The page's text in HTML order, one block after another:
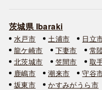
茨城県 Ibaraki
水戸市 土浦市 日立
龍ケ崎市
下妻市 常
北茨城市
笠間市 取
鹿嶋市
潮来市 守谷
坂東市
かすみがうら市